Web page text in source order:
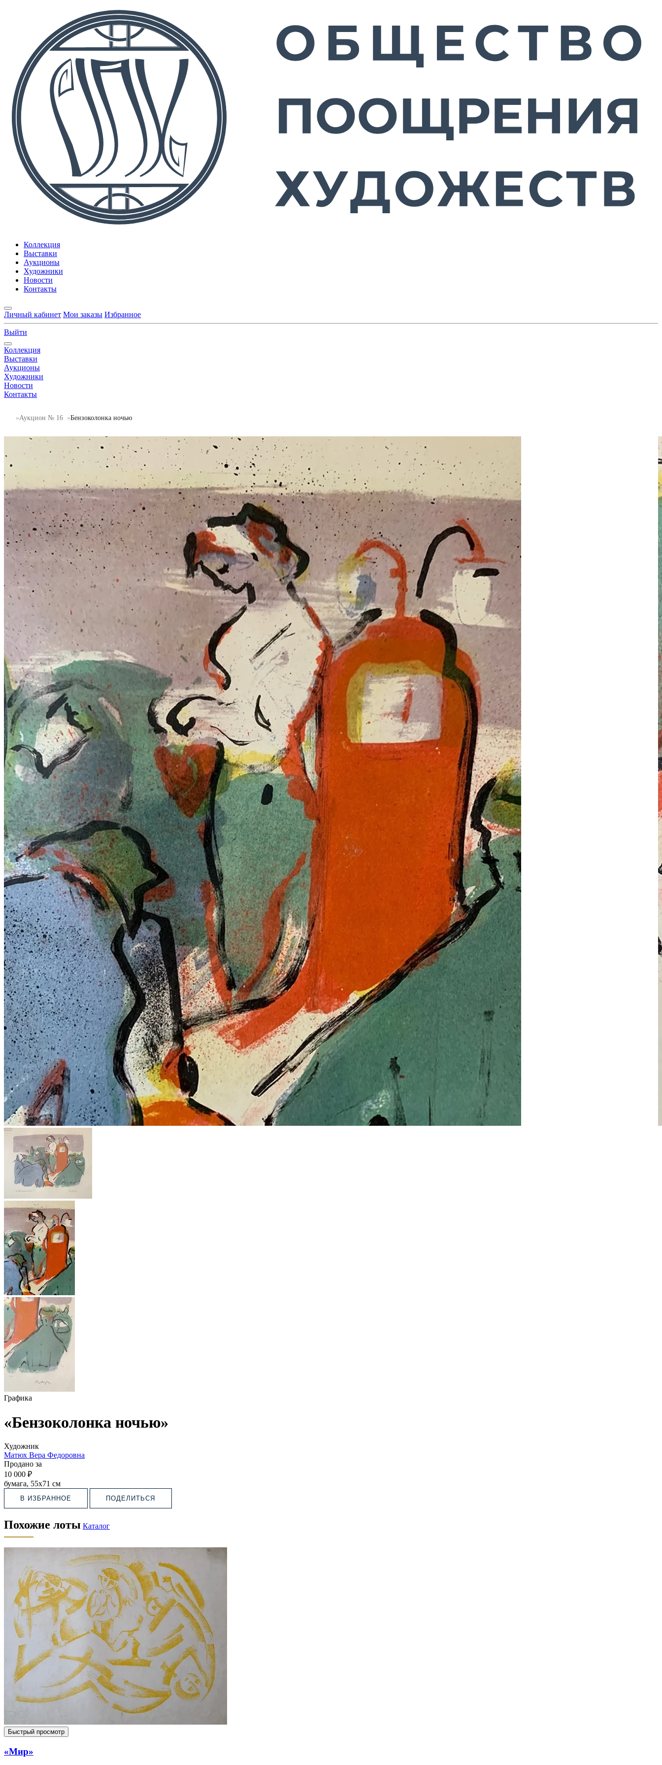
Коллекция
Выставки
Аукционы
Художники
Новости
Контакты
Личный кабинет Мои заказы Избранное
Выйти
Коллекция
Выставки
Аукционы
Художники
Новости
Контакты
Аукцион № 16 Бензоколонка ночью
Графика
«Бензоколонка ночью»
Художник
Матюх Вера Федоровна
Продано за
10 000 ₽
бумага, 55х71 см
В ИЗБРАННОЕ ПОДЕЛИТЬСЯ
Похожие лоты Каталог
Быстрый просмотр
«Мир»